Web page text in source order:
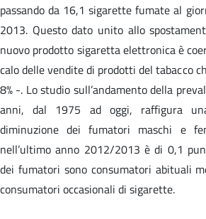
passando da 16,1 sigarette fumate al
2013. Questo dato unito allo
nuovo prodotto sigaretta elettronica è
calo delle vendite di prodotti del tabacco
8% -. Lo studio sull’andamento della
anni, dal 1975 ad oggi, raffigura
diminuzione dei fumatori maschi e
nell’ultimo anno 2012/2013 è di 0,1
dei fumatori sono consumatori abituali
consumatori occasionali di sigarette.